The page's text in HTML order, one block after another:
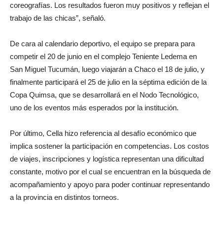
coreografías. Los resultados fueron muy positivos y reflejan el
trabajo de las chicas”, señaló.
De cara al calendario deportivo, el equipo se prepara para
competir el 20 de junio en el complejo Teniente Ledema en
San Miguel Tucumán, luego viajarán a Chaco el 18 de julio, y
finalmente participará el 25 de julio en la séptima edición de la
Copa Quimsa, que se desarrollará en el Nodo Tecnológico,
uno de los eventos más esperados por la institución.
Por último, Cella hizo referencia al desafío económico que
implica sostener la participación en competencias. Los costos
de viajes, inscripciones y logística representan una dificultad
constante, motivo por el cual se encuentran en la búsqueda de
acompañamiento y apoyo para poder continuar representando
a la provincia en distintos torneos.